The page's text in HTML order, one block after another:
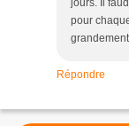
jours. Il
pour
Répondre